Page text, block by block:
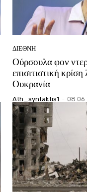
ΔΙΕΘΝΗ
Ούρσουλα φον
επισιτιστική
Ουκρανία
Ath_syntaktis1 -